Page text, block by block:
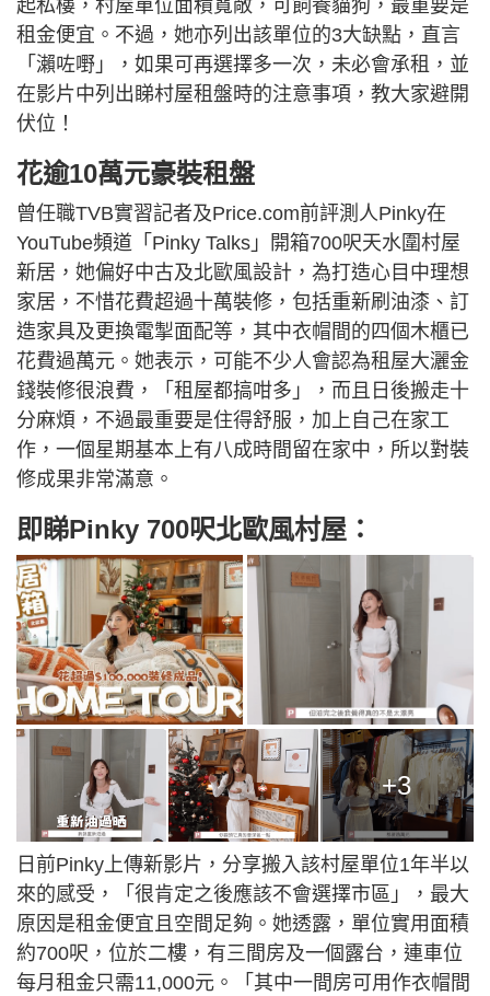
起私樓，村屋單位面積寬敞，可飼養貓狗，最重要是
租金便宜。不過，她亦列出該單位的3大缺點，直言
「瀨咗嘢」，如果可再選擇多一次，未必會承租，並
在影片中列出睇村屋租盤時的注意事項，教大家避開
伏位！
花逾10萬元豪裝租盤
曾任職TVB實習記者及Price.com前評測人Pinky在
YouTube頻道「Pinky Talks」開箱700呎天水圍村屋
新居，她偏好中古及北歐風設計，為打造心目中理想
家居，不惜花費超過十萬裝修，包括重新刷油漆、訂
造家具及更換電掣面配等，其中衣帽間的四個木櫃已
花費過萬元。她表示，可能不少人會認為租屋大灑金
錢裝修很浪費，「租屋都搞咁多」，而且日後搬走十
分麻煩，不過最重要是住得舒服，加上自己在家工
作，一個星期基本上有八成時間留在家中，所以對裝
修成果非常滿意。
即睇Pinky 700呎北歐風村屋：
+3
日前Pinky上傳新影片，分享搬入該村屋單位1年半以
來的感受，「很肯定之後應該不會選擇市區」，最大
原因是租金便宜且空間足夠。她透露，單位實用面積
約700呎，位於二樓，有三間房及一個露台，連車位
每月租金只需11,000元。「其中一間房可用作衣帽間